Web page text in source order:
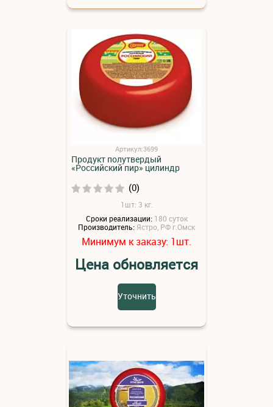
Артикул:3699
Продукт полутвердый
«Российский пир» цилиндр
(0)
1шт: 3 кг.
Сроки реализации: 180 суток
Производитель: Ястро, РФ г.Омск
Минимум к заказу: 1шт.
Цена обновляется
Уточнить